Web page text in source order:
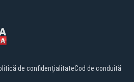
de confidențialitateCod de conduită